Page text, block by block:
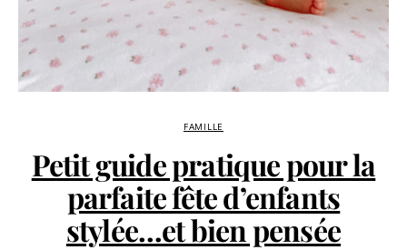
FAMILLE
Petit guide pratique pour la
parfaite fête d’enfants
stylée…et bien pensée